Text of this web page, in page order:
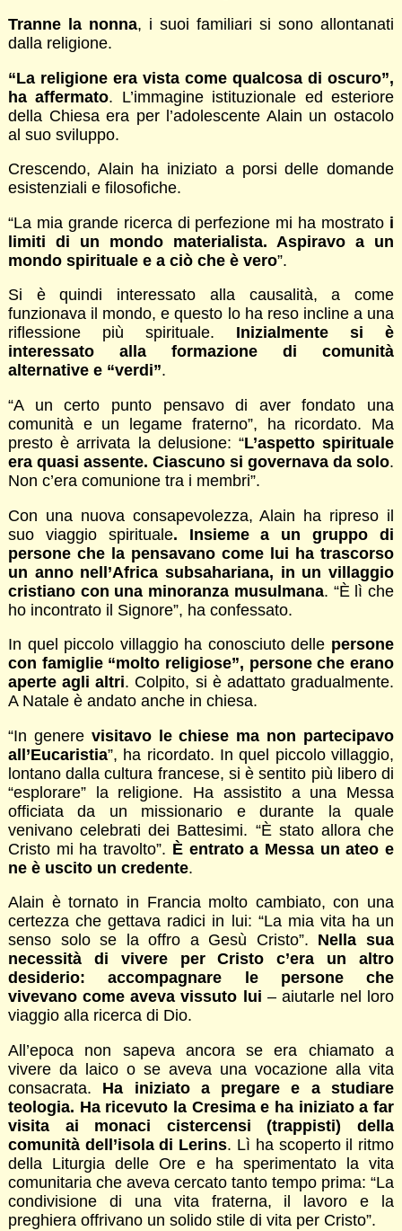
Tranne la nonna, i suoi familiari si sono allontanati
dalla religione.
“La religione era vista come qualcosa di oscuro”,
ha affermato. L’immagine istituzionale ed esteriore
della Chiesa era per l’adolescente Alain un ostacolo
al suo sviluppo.
Crescendo, Alain ha iniziato a porsi delle domande
esistenziali e filosofiche.
“La mia grande ricerca di perfezione mi ha mostrato i
limiti di un mondo materialista. Aspiravo a un
mondo spirituale e a ciò che è vero”.
Si è quindi interessato alla causalità, a come
funzionava il mondo, e questo lo ha reso incline a una
riflessione più spirituale. Inizialmente si è
interessato alla formazione di comunità
alternative e “verdi”.
“A un certo punto pensavo di aver fondato una
comunità e un legame fraterno”, ha ricordato. Ma
presto è arrivata la delusione: “L’aspetto spirituale
era quasi assente. Ciascuno si governava da solo.
Non c’era comunione tra i membri”.
Con una nuova consapevolezza, Alain ha ripreso il
suo viaggio spirituale. Insieme a un gruppo di
persone che la pensavano come lui ha trascorso
un anno nell’Africa subsahariana, in un villaggio
cristiano con una minoranza musulmana. “È lì che
ho incontrato il Signore”, ha confessato.
In quel piccolo villaggio ha conosciuto delle persone
con famiglie “molto religiose”, persone che erano
aperte agli altri. Colpito, si è adattato gradualmente.
A Natale è andato anche in chiesa.
“In genere visitavo le chiese ma non partecipavo
all’Eucaristia”, ha ricordato. In quel piccolo villaggio,
lontano dalla cultura francese, si è sentito più libero di
“esplorare” la religione. Ha assistito a una Messa
officiata da un missionario e durante la quale
venivano celebrati dei Battesimi. “È stato allora che
Cristo mi ha travolto”. È entrato a Messa un ateo e
ne è uscito un credente.
Alain è tornato in Francia molto cambiato, con una
certezza che gettava radici in lui: “La mia vita ha un
senso solo se la offro a Gesù Cristo”. Nella sua
necessità di vivere per Cristo c’era un altro
desiderio: accompagnare le persone che
vivevano come aveva vissuto lui – aiutarle nel loro
viaggio alla ricerca di Dio.
All’epoca non sapeva ancora se era chiamato a
vivere da laico o se aveva una vocazione alla vita
consacrata. Ha iniziato a pregare e a studiare
teologia. Ha ricevuto la Cresima e ha iniziato a far
visita ai monaci cistercensi (trappisti) della
comunità dell’isola di Lerins. Lì ha scoperto il ritmo
della Liturgia delle Ore e ha sperimentato la vita
comunitaria che aveva cercato tanto tempo prima: “La
condivisione di una vita fraterna, il lavoro e la
preghiera offrivano un solido stile di vita per Cristo”.